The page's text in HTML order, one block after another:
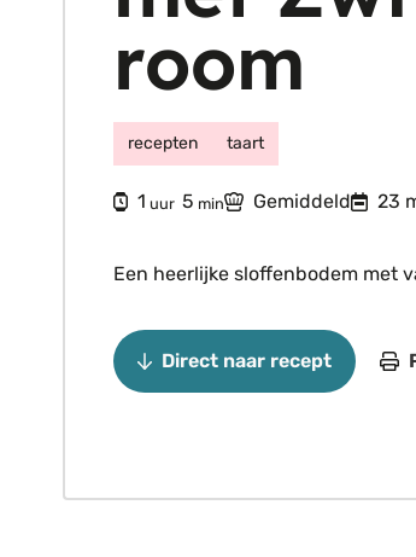
room
recepten taart
1uur
uur 5minuten
min Gemiddeld 23
Een heerlijke sloffenbodem met
Direct naar recept